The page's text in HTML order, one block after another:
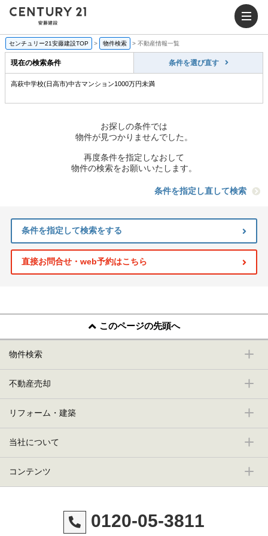
センチュリー21安藤建設TOP > 物件検索 > 不動産情報一覧
現在の検索条件 条件を選び直す
高萩中学校(日高市)中古マンション1000万円未満
お探しの条件では
物件が見つかりませんでした。
再度条件を指定しなおして
物件の検索をお願いいたします。
条件を指定し直して検索
条件を指定して検索をする
直接お問合せ・web予約はこちら
このページの先頭へ
物件検索
不動産売却
リフォーム・建築
当社について
コンテンツ
0120-05-3811